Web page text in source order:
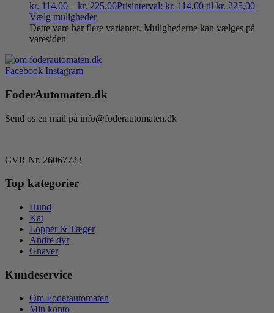
kr. 114,00 – kr. 225,00Prisinterval: kr. 114,00 til kr. 225,00
Vælg muligheder
Dette vare har flere varianter. Mulighederne kan vælges på
varesiden
Facebook Instagram
FoderAutomaten.dk
Send os en mail på info@foderautomaten.dk
CVR Nr. 26067723
Top kategorier
Hund
Kat
Lopper & Tæger
Andre dyr
Gnaver
Kundeservice
Om Foderautomaten
Min konto